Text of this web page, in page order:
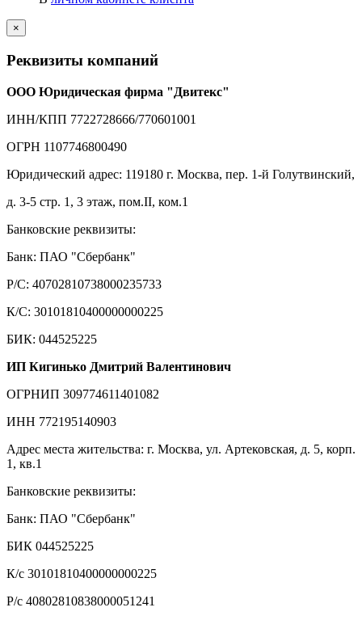
×
Реквизиты компаний
ООО Юридическая фирма "Двитекс"
ИНН/КПП 7722728666/770601001
ОГРН 1107746800490
Юридический адрес: 119180 г. Москва, пер. 1-й Голутвинский,
д. 3-5 стр. 1, 3 этаж, пом.II, ком.1
Банковские реквизиты:
Банк: ПАО "Сбербанк"
Р/С: 40702810738000235733
К/С: 30101810400000000225
БИК: 044525225
ИП Кигинько Дмитрий Валентинович
ОГРНИП 309774611401082
ИНН 772195140903
Адрес места жительства: г. Москва, ул. Артековская, д. 5, корп.
1, кв.1
Банковские реквизиты:
Банк: ПАО "Сбербанк"
БИК 044525225
К/с 30101810400000000225
Р/с 40802810838000051241